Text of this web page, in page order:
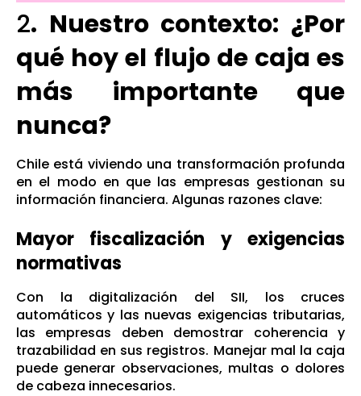
2. Nuestro contexto: ¿Por
qué hoy el flujo de caja es
más importante que
nunca?
Chile está viviendo una transformación profunda
en el modo en que las empresas gestionan su
información financiera. Algunas razones clave:
Mayor fiscalización y exigencias
normativas
Con la digitalización del SII, los cruces
automáticos y las nuevas exigencias tributarias,
las empresas deben demostrar coherencia y
trazabilidad en sus registros. Manejar mal la caja
puede generar observaciones, multas o dolores
de cabeza innecesarios.